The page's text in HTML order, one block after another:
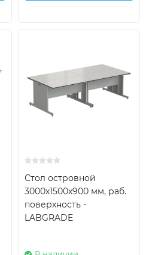
Стол островной
3000х1500х900 мм, раб.
поверхность -
LABGRADE